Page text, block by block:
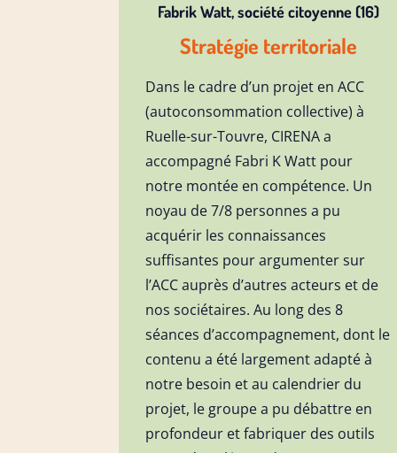
Fabrik Watt, société citoyenne (16)
Stratégie territoriale
Dans le cadre d’un projet en ACC
(autoconsommation collective) à
Ruelle-sur-Touvre, CIRENA a
accompagné Fabri K Watt pour
notre montée en compétence. Un
noyau de 7/8 personnes a pu
acquérir les connaissances
suffisantes pour argumenter sur
l’ACC auprès d’autres acteurs et de
nos sociétaires. Au long des 8
séances d’accompagnement, dont le
contenu a été largement adapté à
notre besoin et au calendrier du
projet, le groupe a pu débattre en
profondeur et fabriquer des outils